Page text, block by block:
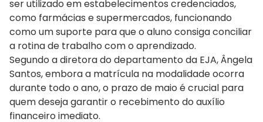
ser utilizado em estabelecimentos credenciados,
como farmácias e supermercados, funcionando
como um suporte para que o aluno consiga conciliar
a rotina de trabalho com o aprendizado.
Segundo a diretora do departamento da EJA, Ângela
Santos, embora a matrícula na modalidade ocorra
durante todo o ano, o prazo de maio é crucial para
quem deseja garantir o recebimento do auxílio
financeiro imediato.